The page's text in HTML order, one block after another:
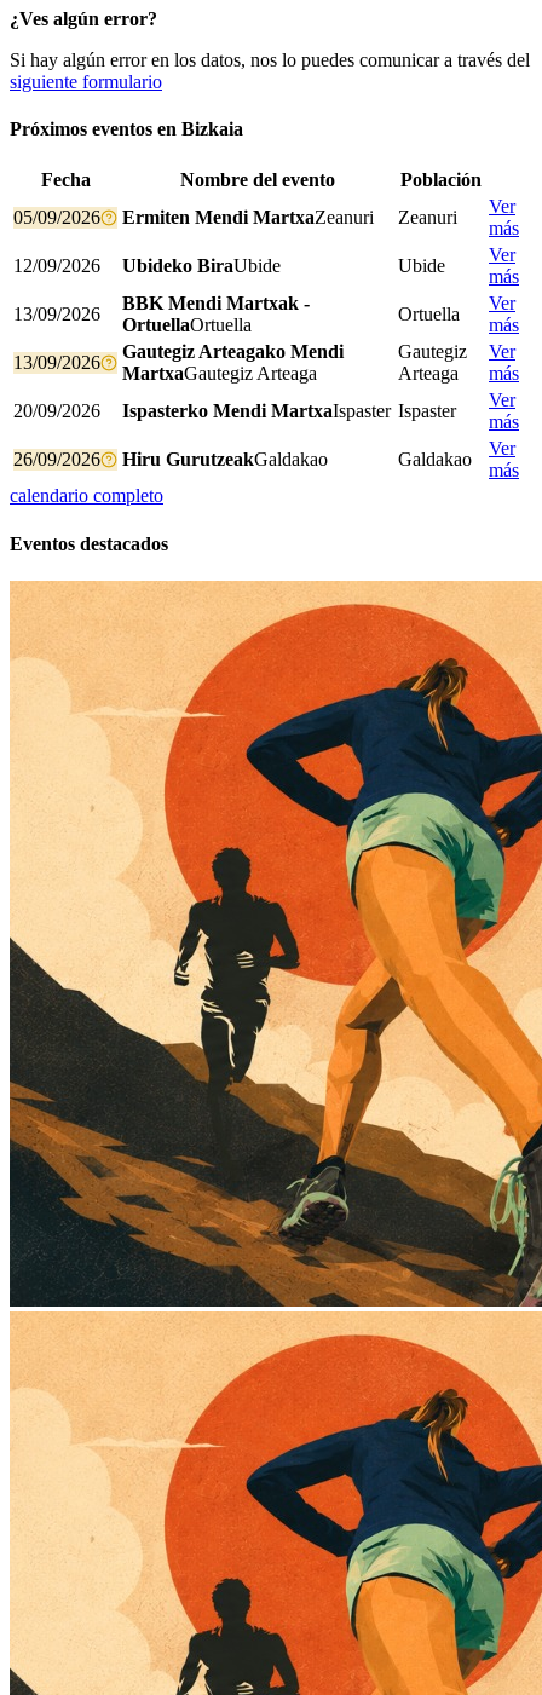
¿Ves algún error?
Si hay algún error en los datos, nos lo puedes comunicar a través del
siguiente formulario
Próximos eventos en Bizkaia
Fecha Nombre del evento
Población
05/09/2026
Ermiten Mendi MartxaZeanuri Zeanuri
Ver
más
12/09/2026
Ubideko BiraUbide Ubide
Ver
más
13/09/2026
BBK Mendi Martxak -
OrtuellaOrtuella
Ortuella
Ver
más
13/09/2026
Gautegiz Arteagako Mendi
MartxaGautegiz Arteaga
Gautegiz
Arteaga
Ver
más
20/09/2026
Ispasterko Mendi MartxaIspaster Ispaster
Ver
más
26/09/2026
Hiru GurutzeakGaldakao Galdakao
Ver
más
calendario completo
Eventos destacados